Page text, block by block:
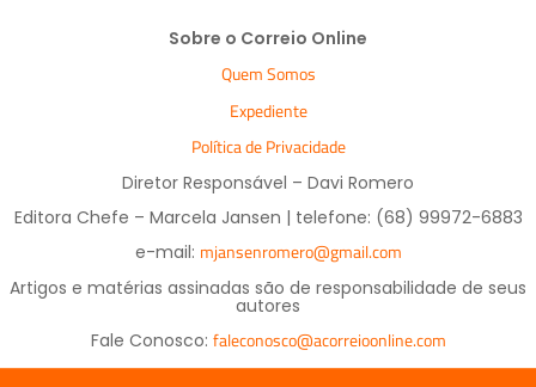
Sobre o Correio Online
Quem Somos
Expediente
Política de Privacidade
Diretor Responsável – Davi Romero
Editora Chefe – Marcela Jansen | telefone: (68) 99972-6883
e-mail: mjansenromero@gmail.com
Artigos e matérias assinadas são de responsabilidade de seus
autores
Fale Conosco: faleconosco@acorreioonline.com